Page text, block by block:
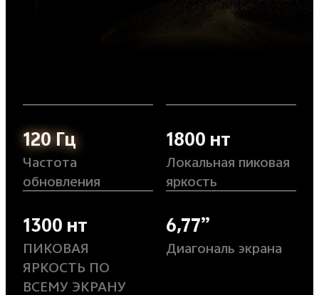
120 Гц
Частота
обновления
1800 нт
Локальная пиковая
яркость
1300 нт
ПИКОВАЯ
ЯРКОСТЬ ПО
ВСЕМУ ЭКРАНУ
6,77”
Диагональ экрана